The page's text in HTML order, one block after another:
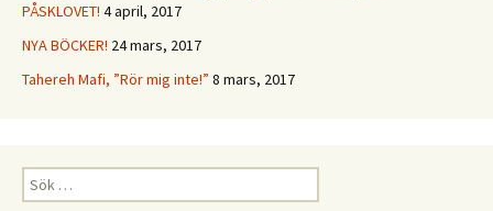
PÅSKLOVET! 4 april, 2017
NYA BÖCKER! 24 mars, 2017
Tahereh Mafi, ”Rör mig inte!” 8 mars, 2017
Sök
efter: